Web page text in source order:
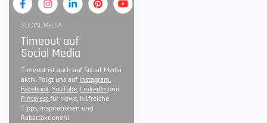
SOCIAL MEDIA
Timeout auf
Social Media
Timeout ist auch auf Social Media
aktiv. Folgt uns auf Instagram,
Facebook, YouTube, LinkedIn und
Pinterest für News, hilfreiche
Tipps, Inspirationen und
Rabattaktionen!